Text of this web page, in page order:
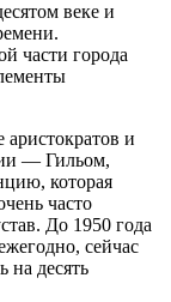
веке и
части города
и
— Гильом,
которая
часто
До 1950 года
сейчас
на десять